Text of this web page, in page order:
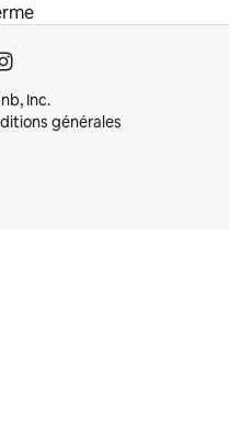
Inc.
générales